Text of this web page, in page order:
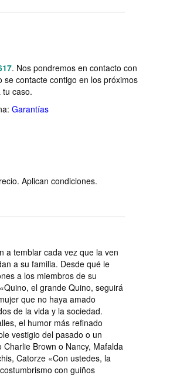
. Nos pondremos en contacto con
contacte contigo en los próximos
caso.
Garantías
Aplican condiciones.
a temblar cada vez que la ven
a su familia. Desde qué le
a los miembros de su
el grande Quino, seguirá
que no haya amado
de la vida y la sociedad.
el humor más refinado
vestigio del pasado o un
Brown o Nancy, Mafalda
Catorze «Con ustedes, la
con guiños